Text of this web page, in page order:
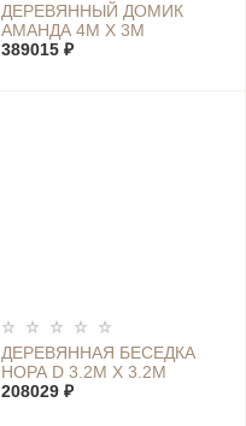
ДЕРЕВЯННЫЙ ДОМИК
АМАНДА 4М Х 3М
389015 ₽
ДЕРЕВЯННАЯ БЕСЕДКА
НОРА D 3.2М Х 3.2М
208029 ₽